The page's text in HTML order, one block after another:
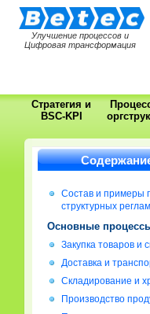
Улучшение процессов и
Цифровая трансформация
Стратегия и
BSC-KPI
Состав и примеры
структурных
Основные
Закупка товаров и
Доставка и
Складирование и
Производство